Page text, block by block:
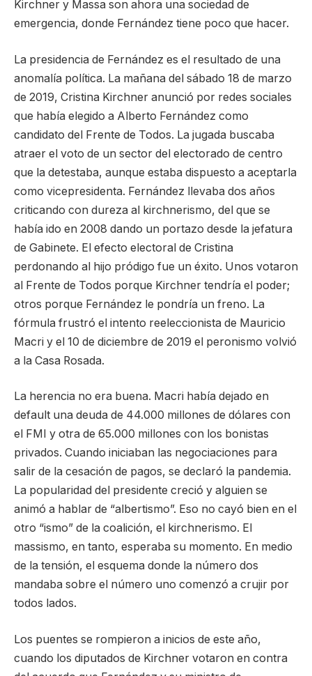
Kirchner y Massa son ahora una sociedad de
emergencia, donde Fernández tiene poco que hacer.
La presidencia de Fernández es el resultado de una
anomalía política. La mañana del sábado 18 de marzo
de 2019, Cristina Kirchner anunció por redes sociales
que había elegido a Alberto Fernández como
candidato del Frente de Todos. La jugada buscaba
atraer el voto de un sector del electorado de centro
que la detestaba, aunque estaba dispuesto a aceptarla
como vicepresidenta. Fernández llevaba dos años
criticando con dureza al kirchnerismo, del que se
había ido en 2008 dando un portazo desde la jefatura
de Gabinete. El efecto electoral de Cristina
perdonando al hijo pródigo fue un éxito. Unos votaron
al Frente de Todos porque Kirchner tendría el poder;
otros porque Fernández le pondría un freno. La
fórmula frustró el intento reeleccionista de Mauricio
Macri y el 10 de diciembre de 2019 el peronismo volvió
a la Casa Rosada.
La herencia no era buena. Macri había dejado en
default una deuda de 44.000 millones de dólares con
el FMI y otra de 65.000 millones con los bonistas
privados. Cuando iniciaban las negociaciones para
salir de la cesación de pagos, se declaró la pandemia.
La popularidad del presidente creció y alguien se
animó a hablar de “albertismo”. Eso no cayó bien en el
otro “ismo” de la coalición, el kirchnerismo. El
massismo, en tanto, esperaba su momento. En medio
de la tensión, el esquema donde la número dos
mandaba sobre el número uno comenzó a crujir por
todos lados.
Los puentes se rompieron a inicios de este año,
cuando los diputados de Kirchner votaron en contra